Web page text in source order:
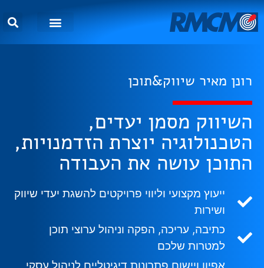
רונן מאיר שיווק&תוכן
השיווק מסמן יעדים,
הטכנולוגיה יוצרת הזדמנויות,
התוכן עושה את העבודה
ייעוץ מקצועי וליווי פרויקטים להשגת יעדי שיווק
ושירות
כתיבה, עריכה, הפקה וניהול ערוצי תוכן
למטרות שלכם
אפיון ויישום פתרונות דיגיטליים לניהול עסקי